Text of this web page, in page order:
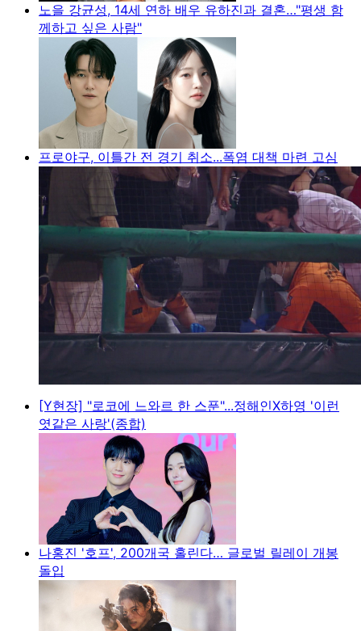
노을 강균성, 14세 연하 배우 유하진과 결혼…"평생 함
께하고 싶은 사람"
프로야구, 이틀간 전 경기 취소...폭염 대책 마련 고심
[Y현장] "로코에 느와르 한 스푼"...정해인X하영 '이런
엿같은 사랑'(종합)
나홍진 '호프', 200개국 홀린다… 글로벌 릴레이 개봉
돌입